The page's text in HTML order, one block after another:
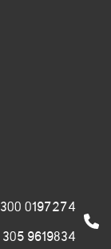
0197274 300 0092
9619834 305 0092